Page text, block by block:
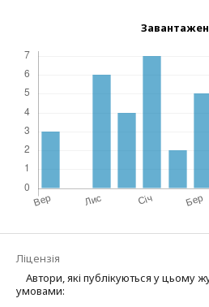
Ліцензія
Автори, які публікуються у цьому
умовами: